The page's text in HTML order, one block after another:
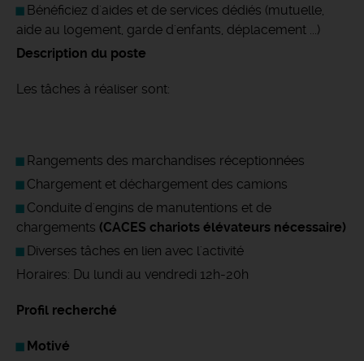
Bénéficiez d'aides et de services dédiés (mutuelle,
aide au logement, garde d'enfants, déplacement ...)
Description du poste
Les tâches à réaliser sont:
Rangements des marchandises réceptionnées
Chargement et déchargement des camions
Conduite d'engins de manutentions et de
chargements (CACES chariots élévateurs nécessaire)
Diverses tâches en lien avec l'activité
Horaires: Du lundi au vendredi 12h-20h
Profil recherché
Motivé